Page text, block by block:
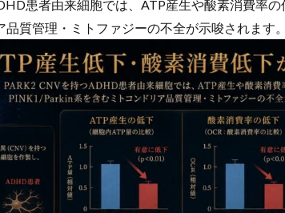
患者由来細胞では、ATP産生や酸素消費率
質管理・ミトファジーの不全が示唆されます。